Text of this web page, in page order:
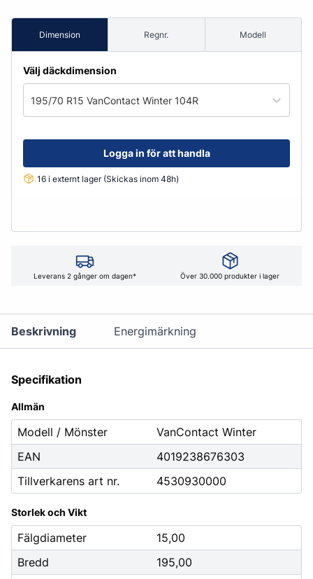
Dimension Regnr. Modell
Välj däckdimension
195/70 R15 VanContact Winter 104R
Logga in för att handla
16 i externt lager (Skickas inom 48h)
Leverans 2 gånger om dagen* Över 30.000 produkter i lager
Beskrivning Energimärkning
Specifikation
Allmän
Modell / Mönster
VanContact Winter
EAN
4019238676303
Tillverkarens art nr.
4530930000
Storlek och Vikt
Fälgdiameter
15,00
Bredd
195,00